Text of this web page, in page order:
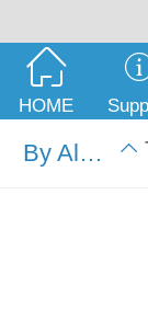
HOME
By Alphabet